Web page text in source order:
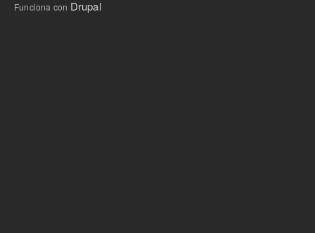
Funciona con Drupal